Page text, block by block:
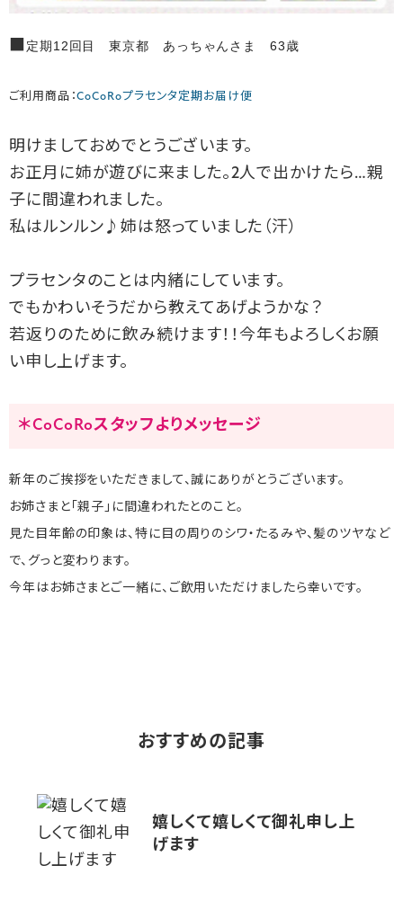
■定期12回目 東京都 あっちゃんさま 63歳
ご利用商品：CoCoRoプラセンタ定期お届け便
明けましておめでとうございます。
お正月に姉が遊びに来ました。2人で出かけたら…親
子に間違われました。
私はルンルン♪姉は怒っていました（汗）
プラセンタのことは内緒にしています。
でもかわいそうだから教えてあげようかな？
若返りのために飲み続けます！！今年もよろしくお願
い申し上げます。
＊CoCoRoスタッフよりメッセージ
新年のご挨拶をいただきまして、誠にありがとうございます。
お姉さまと「親子」に間違われたとのこと。
見た目年齢の印象は、特に目の周りのシワ・たるみや、髪のツヤなど
で、グっと変わります。
今年はお姉さまとご一緒に、ご飲用いただけましたら幸いです。
おすすめの記事
嬉しくて嬉しくて御礼申し上
げます